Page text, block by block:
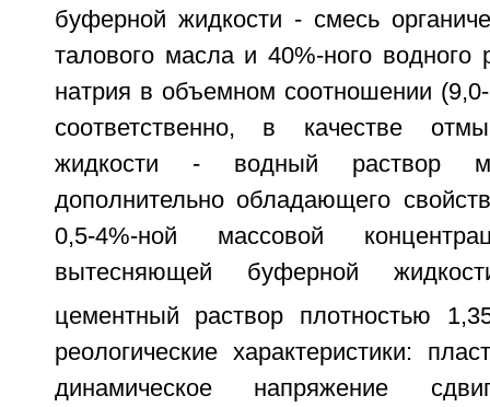
буферной жидкости - смесь
талового масла и 40%-ного водного
натрия в объемном соотношении
соответственно, в качестве
жидкости - водный раствор
дополнительно обладающего
0,5-4%-ной массовой
вытесняющей буферной
цементный раствор плотностью
реологические характеристики:
динамическое напряжение